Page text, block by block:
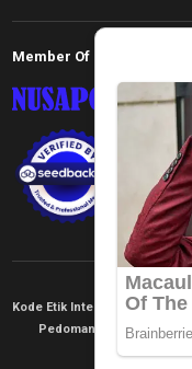
Member Of
Kode Etik Internal
Pedoman Media Siber